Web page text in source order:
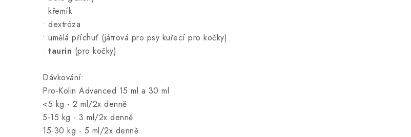
• křemík
• dextróza
• umělá příchuť (játrová pro psy kuřecí pro kočky)
• taurin (pro kočky)
Dávkování:
Pro-Kolin Advanced 15 ml a 30 ml
<5 kg - 2 ml/2x denně
5-15 kg - 3 ml/2x denně
15-30 kg - 5 ml/2x denně